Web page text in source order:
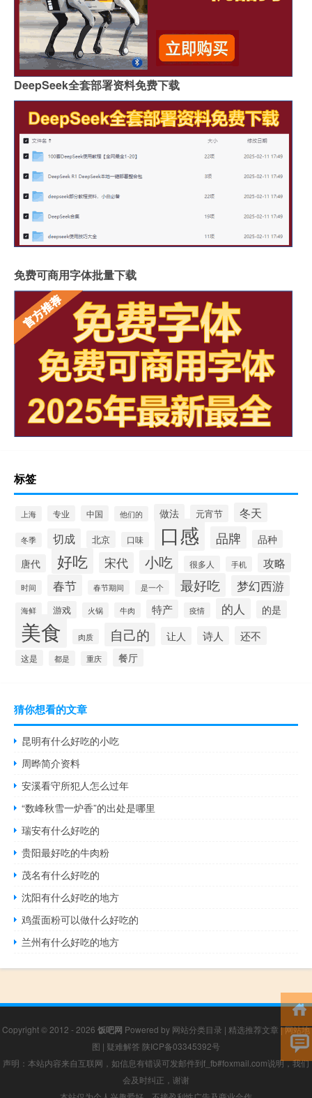
DeepSeek全套部署资料免费下载
免费可商用字体批量下载
标签
上海 专业 中国 他们的 做法 元宵节 冬天
冬季 切成 北京 口味 口感 品牌
品种
唐代
好吃 宋代 小吃 很多人 手机 攻略
时间 春节 春节期间 是一个 最好吃 梦幻西游
海鲜 游戏 火锅 牛肉 特产 疫情 的人 的是
美食 肉质 自己的 让人 诗人 还不
这是 都是 重庆 餐厅
猜你想看的文章
昆明有什么好吃的小吃
周晔简介资料
安溪看守所犯人怎么过年
“数峰秋雪一炉香”的出处是哪里
瑞安有什么好吃的
贵阳最好吃的牛肉粉
茂名有什么好吃的
沈阳有什么好吃的地方
鸡蛋面粉可以做什么好吃的
兰州有什么好吃的地方
Copyright © 2012 - 2026 饭吧网 Powered by 网站分类目录 | 精选推荐文章 |网站地
图 | 疑难解答 陕ICP备03345392号
声明：本站内容来自互联网，如信息有错误可发邮件到f_fb#foxmail.com说明，我们
会及时纠正，谢谢